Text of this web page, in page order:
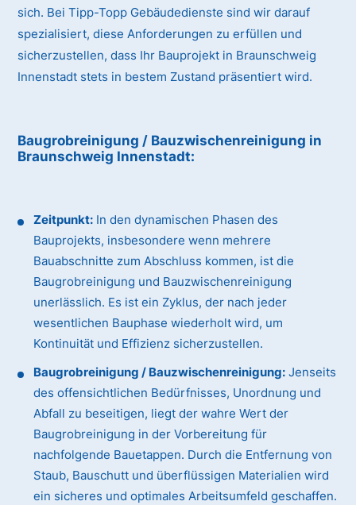
sich. Bei Tipp-Topp Gebäudedienste sind wir darauf
spezialisiert, diese Anforderungen zu erfüllen und
sicherzustellen, dass Ihr Bauprojekt in Braunschweig
Innenstadt stets in bestem Zustand präsentiert wird.
Baugrobreinigung / Bauzwischenreinigung in
Braunschweig Innenstadt:
Zeitpunkt: In den dynamischen Phasen des
Bauprojekts, insbesondere wenn mehrere
Bauabschnitte zum Abschluss kommen, ist die
Baugrobreinigung und Bauzwischenreinigung
unerlässlich. Es ist ein Zyklus, der nach jeder
wesentlichen Bauphase wiederholt wird, um
Kontinuität und Effizienz sicherzustellen.
Baugrobreinigung / Bauzwischenreinigung: Jenseits
des offensichtlichen Bedürfnisses, Unordnung und
Abfall zu beseitigen, liegt der wahre Wert der
Baugrobreinigung in der Vorbereitung für
nachfolgende Bauetappen. Durch die Entfernung von
Staub, Bauschutt und überflüssigen Materialien wird
ein sicheres und optimales Arbeitsumfeld geschaffen.